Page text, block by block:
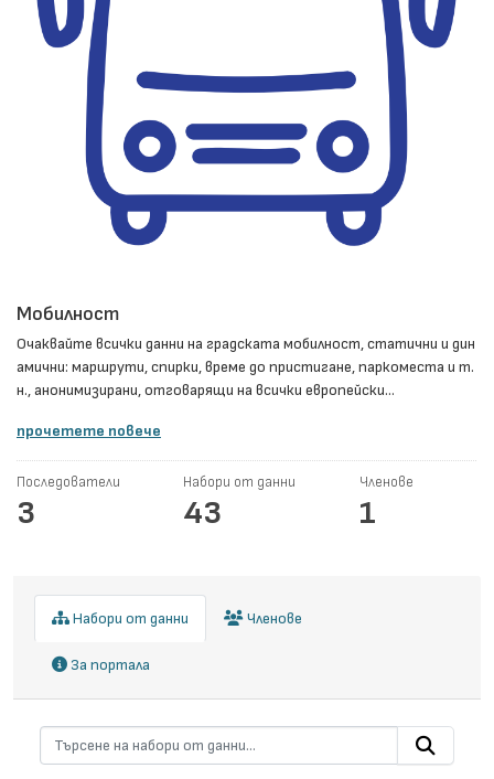
Мобилност
Очаквайте всички данни на градската мобилност, статични и дин
амични: маршрути, спирки, време до пристигане, паркоместа и т.
н., анонимизирани, отговарящи на всички европейски...
прочетете повече
Последователи
3
Набори от данни
43
Членове
1
Набори от данни Членове
За портала